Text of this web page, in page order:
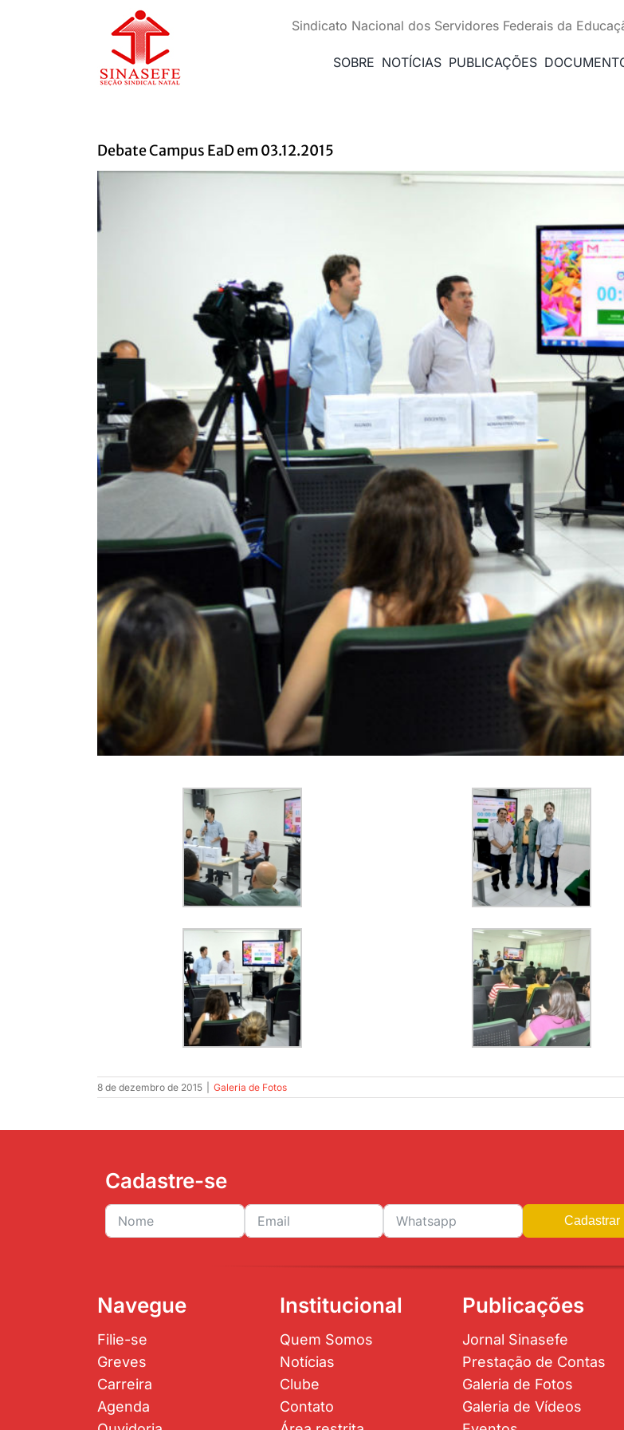
Sindicato Nacional dos Servidores Federais da
SOBRE NOTÍCIAS PUBLICAÇÕES
Debate Campus EaD em 03.12.2015
View
Larger
Image
8 de dezembro de 2015 Galeria de Fotos
Cadastre-se
Cadastrar
Navegue
Filie-se
Greves
Carreira
Agenda
Institucional
Quem Somos
Notícias
Clube
Contato
Publicações
Jornal Sinasefe
Prestação de Contas
Galeria de Fotos
Galeria de Vídeos